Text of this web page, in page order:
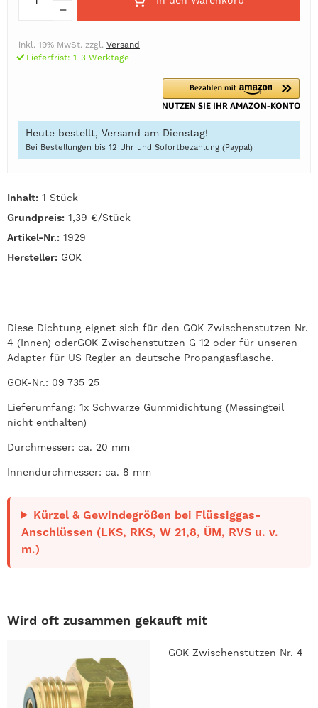
Inhalt: 1 Stück
Grundpreis: 1,39 €/Stück
Artikel-Nr.: 1929
Hersteller: GOK
inkl. 19% MwSt. zzgl. Versand
Lieferfrist: 1-3 Werktage
Heute bestellt, Versand am Dienstag!
Bei Bestellungen bis 12 Uhr und Sofortbezahlung (Paypal)
Diese Dichtung eignet sich für den GOK Zwischenstutzen Nr.
4 (Innen) oderGOK Zwischenstutzen G 12 oder für unseren
Adapter für US Regler an deutsche Propangasflasche.
GOK-Nr.: 09 735 25
Lieferumfang: 1x Schwarze Gummidichtung (Messingteil
nicht enthalten)
Durchmesser: ca. 20 mm
Innendurchmesser: ca. 8 mm
Kürzel & Gewindegrößen bei Flüssiggas-
Anschlüssen (LKS, RKS, W 21,8, ÜM, RVS u. v.
m.)
Wird oft zusammen gekauft mit
GOK Zwischenstutzen Nr. 4